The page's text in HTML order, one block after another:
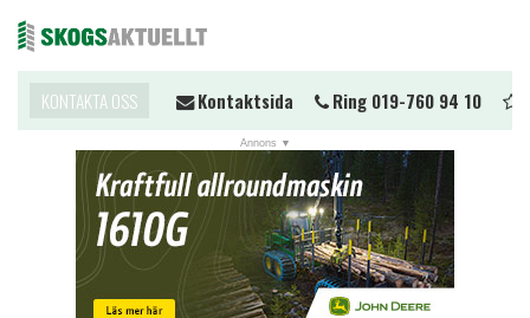
NYHETER
KALENDER
MARKNAD
KONTAKTA OSS
du komma i kontakt? Kontaktsida Ring 019-760 94 10